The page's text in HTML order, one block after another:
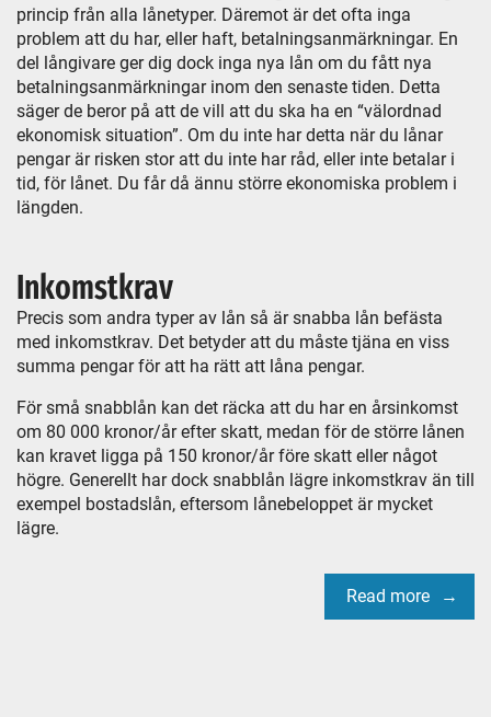
princip från alla lånetyper. Däremot är det ofta inga
problem att du har, eller haft, betalningsanmärkningar. En
del långivare ger dig dock inga nya lån om du fått nya
betalningsanmärkningar inom den senaste tiden. Detta
säger de beror på att de vill att du ska ha en “välordnad
ekonomisk situation”. Om du inte har detta när du lånar
pengar är risken stor att du inte har råd, eller inte betalar i
tid, för lånet. Du får då ännu större ekonomiska problem i
längden.
Inkomstkrav
Precis som andra typer av lån så är snabba lån befästa
med inkomstkrav. Det betyder att du måste tjäna en viss
summa pengar för att ha rätt att låna pengar.
För små snabblån kan det räcka att du har en årsinkomst
om 80 000 kronor/år efter skatt, medan för de större lånen
kan kravet ligga på 150 kronor/år före skatt eller något
högre. Generellt har dock snabblån lägre inkomstkrav än till
exempel bostadslån, eftersom lånebeloppet är mycket
lägre.
Read more